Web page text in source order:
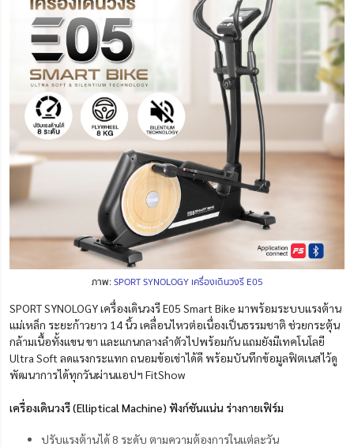
ภาพ:SPORT SYNOLOGY เครื่องเดินวงรี E05
SPORT SYNOLOGY เครื่องเดินวงรี E05 Smart Bike มาพร้อมระบบแรงต้าน
แม่เหล็ก ระยะก้าวยาว 14 นิ้ว เคลื่อนไหวต่อเนื่องเป็นธรรมชาติ ช่วยกระตุ้น
กล้ามเนื้อทั้งแขน ขา และแกนกลางลำตัวไปพร้อมกัน แถมยังมีเทคโนโลยี
Ultra Soft ลดแรงกระแทก ถนอมข้อเข่าได้ดี พร้อมบันทึกข้อมูลฟิตเนสไว้ดู
พัฒนาการได้ทุกวันผ่านแอปฯ FitShow
เครื่องเดินวงรี (Elliptical Machine) ฟังก์ชันแน่น ร่างกายเฟิร์ม
ปรับแรงต้านได้ 8 ระดับ ตามความต้องการในแต่ละวัน